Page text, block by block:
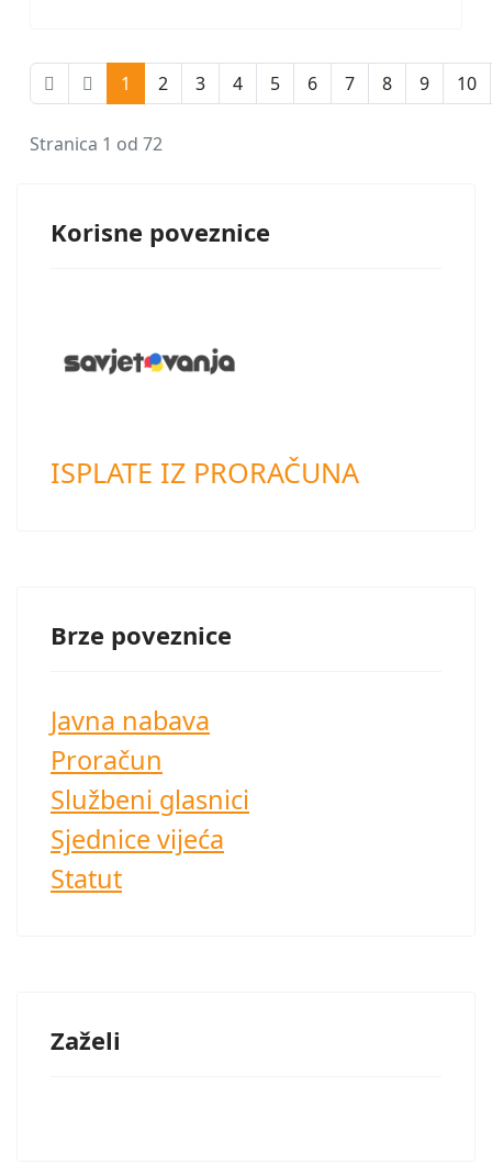
1 2 3 4 5 6 7 8 9 10
Stranica 1 od 72
Korisne poveznice
ISPLATE IZ PRORAČUNA
Brze poveznice
Javna nabava
Proračun
Službeni glasnici
Sjednice vijeća
Statut
Zaželi